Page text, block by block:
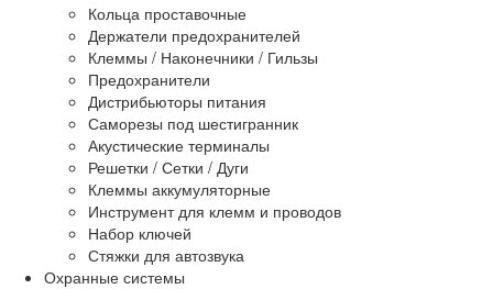
Кольца проставочные
Держатели предохранителей
Клеммы / Наконечники / Гильзы
Предохранители
Дистрибьюторы питания
Саморезы под шестигранник
Акустические терминалы
Решетки / Сетки / Дуги
Клеммы аккумуляторные
Инструмент для клемм и проводов
Набор ключей
Стяжки для автозвука
Охранные системы